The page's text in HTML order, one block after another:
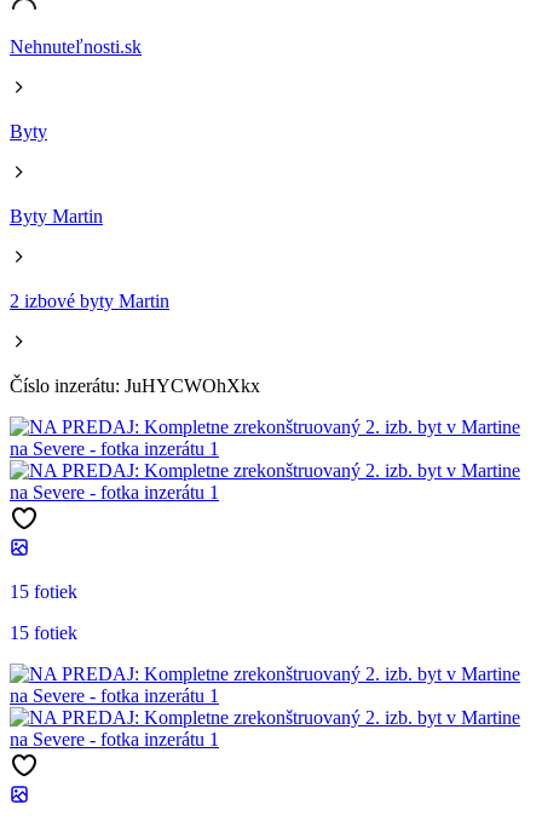
Nehnuteľnosti.sk
Byty
Byty Martin
2 izbové byty Martin
Číslo inzerátu: JuHYCWOhXkx
15 fotiek
15 fotiek